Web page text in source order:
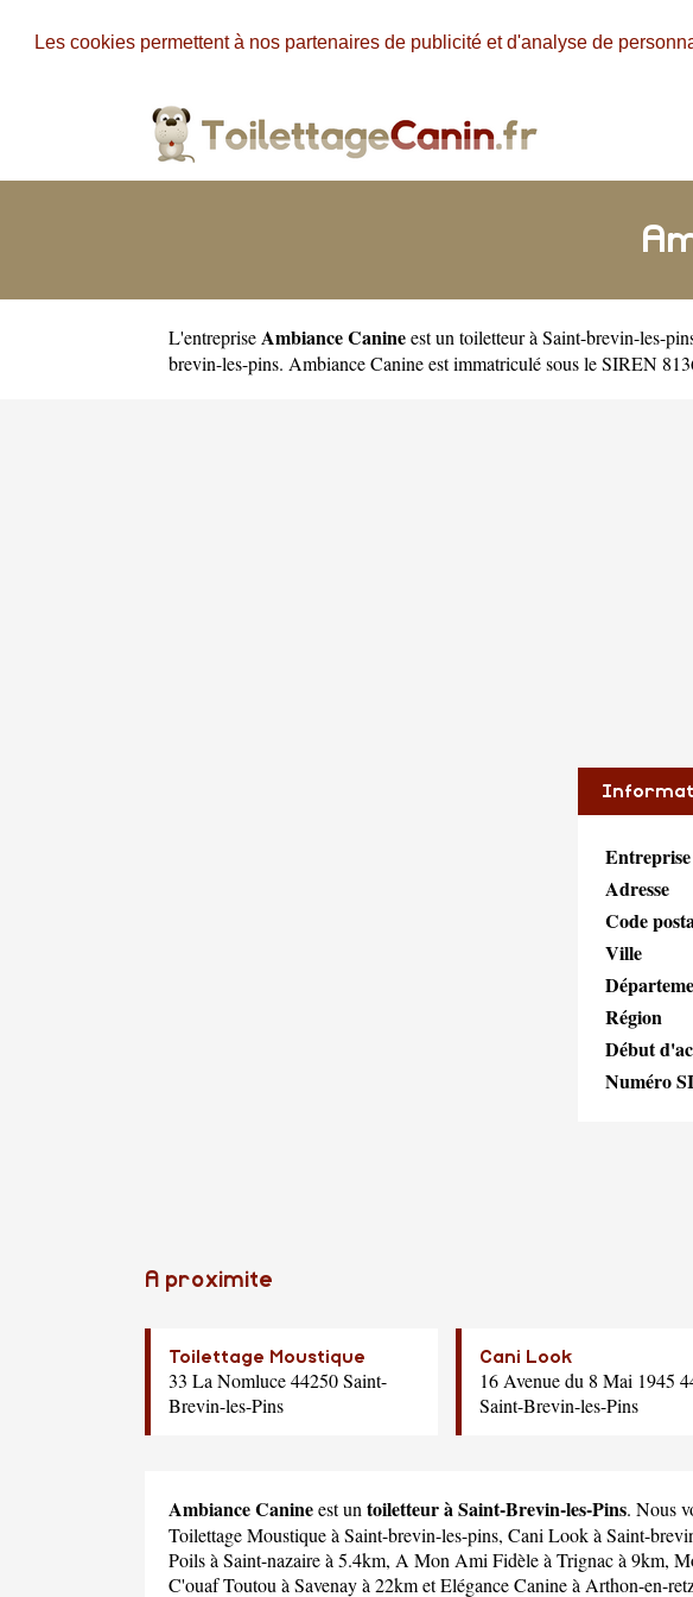
Les cookies permettent à nos partenaires de publicité et d'analyse de
L'entreprise Ambiance Canineest un toiletteur à Saint-brevin-les-
brevin-les-pins. Ambiance Canine est immatriculé sous le SIREN
Entreprise
Adresse
Code
Ville
Région
Début
Numéro
A proximite
Toilettage Moustique
33 La Nomluce 44250 Saint-
Brevin-les-Pins
Cani Look
16 Avenue du 8 Mai 1945
Saint-Brevin-les-Pins
Ambiance Canineest untoiletteur à Saint-Brevin-les-Pins. Nous
Toilettage Moustiqueà Saint-brevin-les-pins, Cani Lookà Saint-
Poilsà Saint-nazaire à 5.4km, A Mon Ami Fidèleà Trignac à 9km,
C'ouaf Toutouà Savenay à 22km etElégance Canineà Arthon-en-